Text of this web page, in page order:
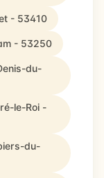
- 53410
- 53250
du-
le-Roi -
du-